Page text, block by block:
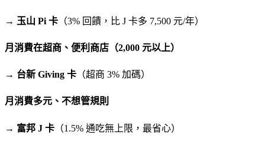
→ 玉山 Pi 卡 （3% 回饋，比 J 卡多 7,500 元/年）
月消費在超商、便利商店（2,000 元以上）
→ 台新 Giving 卡 （超商 3% 加碼）
月消費多元、不想管規則
→ 富邦 J 卡 （1.5% 通吃無上限，最省心）